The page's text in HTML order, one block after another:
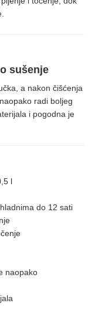
sušenje
a nakon čišćenja
radi boljeg
i pogodna je
l
do 12 sati
naopako